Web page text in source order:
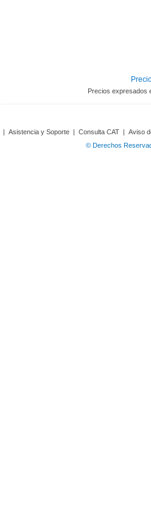
Precios expresados
| Asistencia y Soporte | Consulta CAT | Aviso
© Derechos